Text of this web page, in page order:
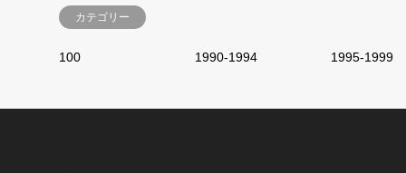
カテゴリー
100 1990-1994 1995-1999